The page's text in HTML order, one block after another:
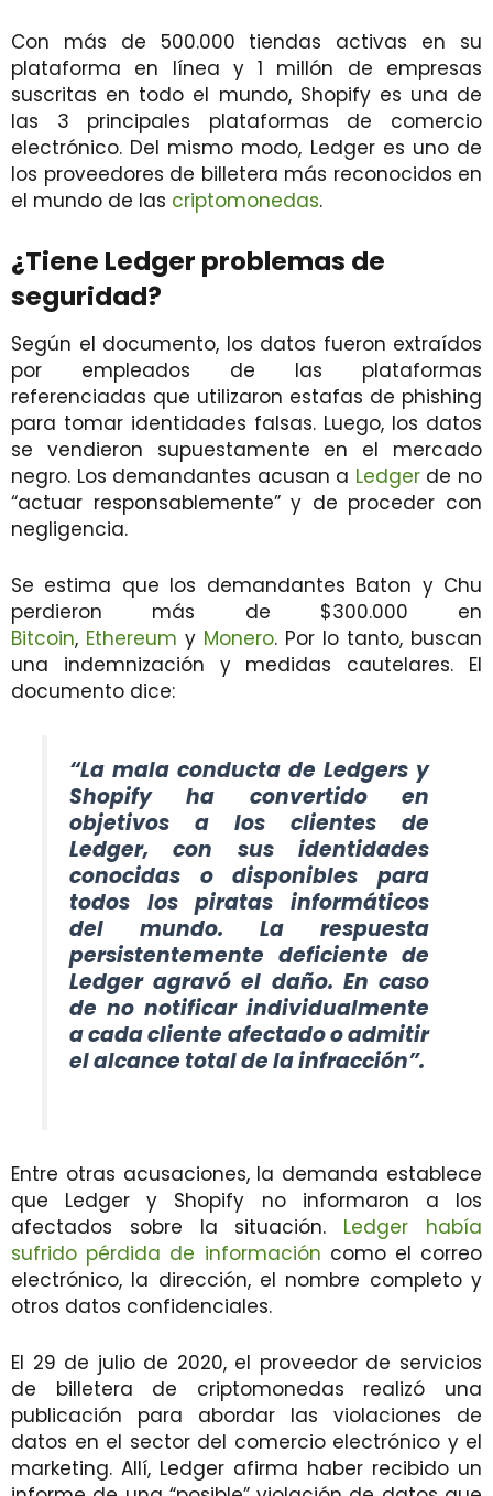
Con más de 500.000 tiendas activas en su
plataforma en línea y 1 millón de empresas
suscritas en todo el mundo, Shopify es una de
las 3 principales plataformas de comercio
electrónico. Del mismo modo, Ledger es uno de
los proveedores de billetera más reconocidos en
el mundo de las criptomonedas.
¿Tiene Ledger problemas de
seguridad?
Según el documento, los datos fueron extraídos
por empleados de las plataformas
referenciadas que utilizaron estafas de phishing
para tomar identidades falsas. Luego, los datos
se vendieron supuestamente en el mercado
negro. Los demandantes acusan a Ledgerde no
“actuar responsablemente” y de proceder con
negligencia.
Se estima que los demandantes Baton y Chu
perdieron más de $300.000 en
Bitcoin, Ethereum y Monero. Por lo tanto, buscan
una indemnización y medidas cautelares. El
documento dice:
“La mala conducta de Ledgers y
Shopify ha convertido en
objetivos a los clientes de
Ledger, con sus identidades
conocidas o disponibles para
todos los piratas informáticos
del mundo. La respuesta
persistentemente deficiente de
Ledger agravó el daño. En caso
de no notificar individualmente
a cada cliente afectado o admitir
el alcance total de la infracción”.
Entre otras acusaciones, la demanda establece
que Ledger y Shopify no informaron a los
afectados sobre la situación. Ledger había
sufrido pérdida de información como el correo
electrónico, la dirección, el nombre completo y
otros datos confidenciales.
El 29 de julio de 2020, el proveedor de servicios
de billetera de criptomonedas realizó una
publicación para abordar las violaciones de
datos en el sector del comercio electrónico y el
marketing. Allí, Ledger afirma haber recibido un